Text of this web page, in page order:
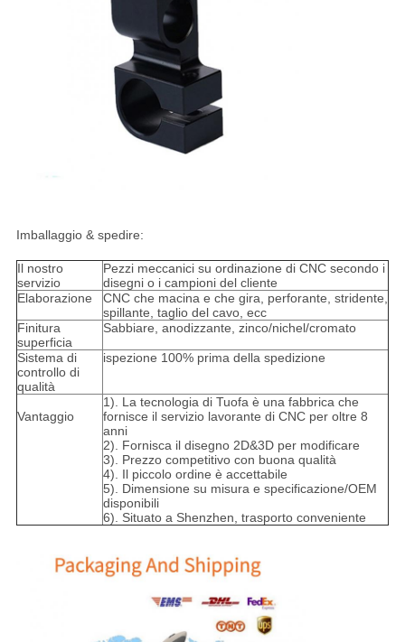
Imballaggio & spedire:
Il nostro
servizio
Pezzi meccanici su ordinazione di CNC secondo i
disegni o i campioni del cliente
Elaborazione
CNC che macina e che gira, perforante, stridente,
spillante, taglio del cavo, ecc
Finitura
superficia
Sabbiare, anodizzante, zinco/nichel/cromato
Sistema di
controllo di
qualità
ispezione 100% prima della spedizione
Vantaggio
1). La tecnologia di Tuofa è una fabbrica che
fornisce il servizio lavorante di CNC per oltre 8
anni
2). Fornisca il disegno 2D&3D per modificare
3). Prezzo competitivo con buona qualità
4). Il piccolo ordine è accettabile
5). Dimensione su misura e specificazione/OEM
disponibili
6). Situato a Shenzhen, trasporto conveniente